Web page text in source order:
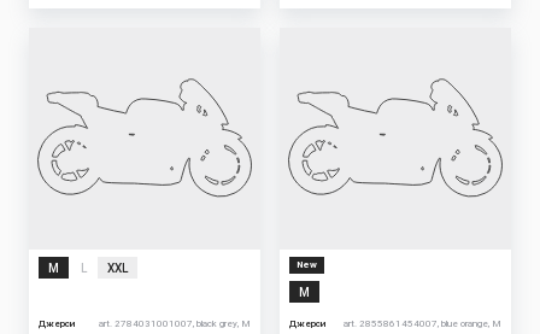
M XXL
Джерси art. 2784031001007, black grey, M
New
M
Джерси art. 2855861454007, blue orange, M